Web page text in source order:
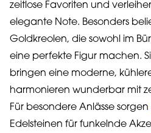
zeitlose Favoriten und
elegante Note. Besonders
Goldkreolen, die sowohl im
eine perfekte Figur machen.
bringen eine moderne,
harmonieren wunderbar mit
Für besondere Anlässe sorgen
Edelsteinen für funkelnde